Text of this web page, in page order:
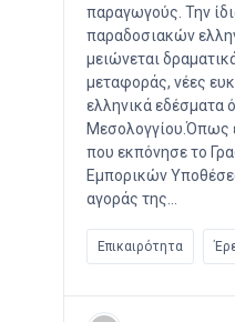
παραγωγούς. Την
παραδοσιακών
μειώνεται
μεταφοράς, νέες
ελληνικά εδέσματα
Μεσολογγίου.Όπως
που εκπόνησε το
Εμπορικών
αγοράς της…
Επικαιρότητα